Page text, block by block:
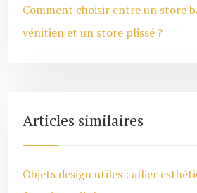
Comment choisir entre un store
vénitien et un store plissé ?
Articles similaires
Objets design utiles : allier